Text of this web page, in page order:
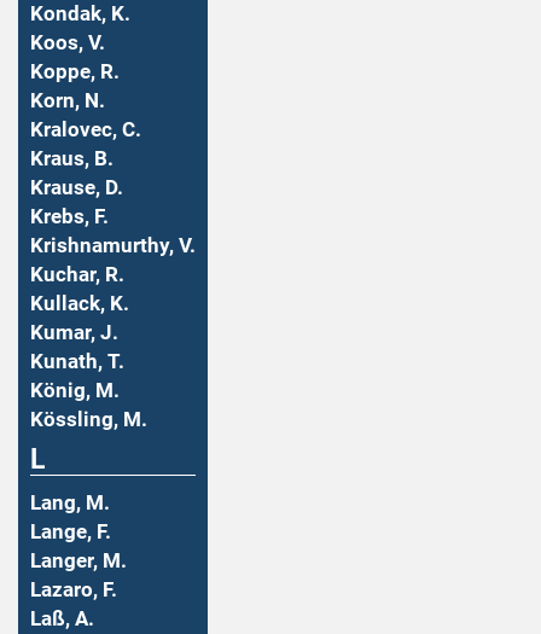
Kondak, K.
Koos, V.
Koppe, R.
Korn, N.
Kralovec, C.
Kraus, B.
Krause, D.
Krebs, F.
Krishnamurthy, V.
Kuchar, R.
Kullack, K.
Kumar, J.
Kunath, T.
König, M.
Kössling, M.
L
Lang, M.
Lange, F.
Langer, M.
Lazaro, F.
Laß, A.